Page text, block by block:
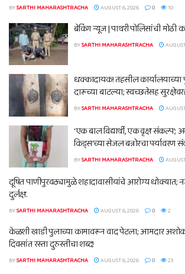
BYSARTHI MAHARASHTRACHA AUGUST 6, 2026 0 10
ब्रेकिंग न्यूज | पाथरी पोलिसांची मोठी
BYSARTHI MAHARASHTRACHA
धक्कादायक! तहसील
दारूच्या बाटल्या; स्वच्छतेसह
BYSARTHI MAHARASHTRACHA
‘एक बाल विद्यार्थी, एक वृक्ष संकल्प’;
किड्स’च्या सेजल बन्नोरचा पर्यावरण
BYSARTHI MAHARASHTRACHA
दूषित पाणीपुरवठ्यामुळे शहादावासीयांचे आरोग्य धोक्यात;
दुर्लक्ष.
BYSARTHI MAHARASHTRACHA AUGUST 6, 2026 0 2
केळशी खाडी पुलाच्या कामावरून वाद पेटला; आमदार
दिवसांत रस्ता दुरुस्तीचा शब्द!
BYSARTHI MAHARASHTRACHA AUGUST 6, 2026 0 23